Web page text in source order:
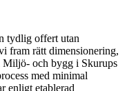
tydlig offert utan
fram rätt dimensionering,
Miljö- och bygg i Skurups
med minimal
enligt etablerad